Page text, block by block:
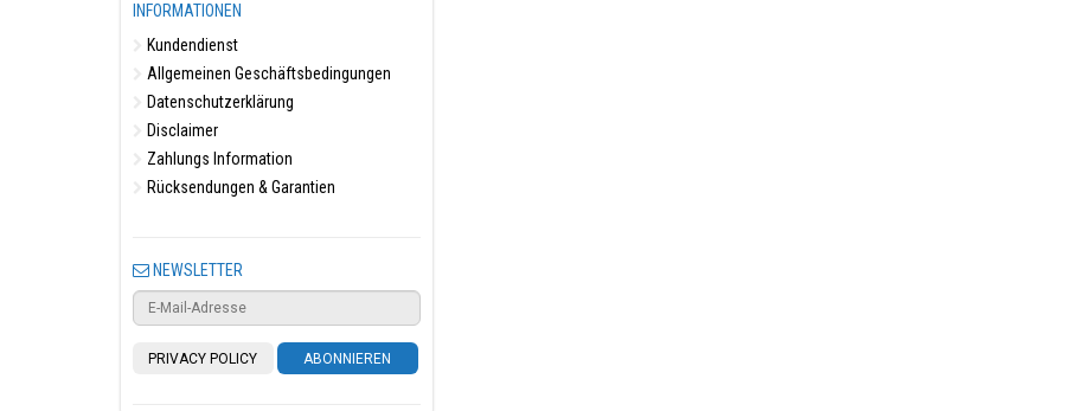
INFORMATIONEN
Kundendienst
Allgemeinen Geschäftsbedingungen
Datenschutzerklärung
Disclaimer
Zahlungs Information
Rücksendungen & Garantien
NEWSLETTER
PRIVACY POLICY ABONNIEREN